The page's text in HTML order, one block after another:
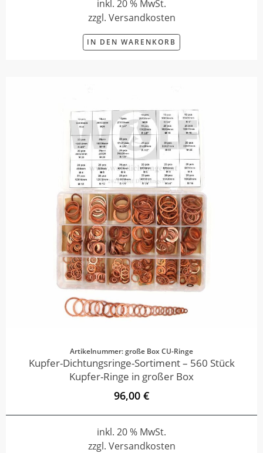
inkl. 20 % MwSt.
zzgl. Versandkosten
IN DEN WARENKORB
Artikelnummer: große Box CU-Ringe
Kupfer-Dichtungsringe-Sortiment – 560 Stück
Kupfer-Ringe in großer Box
96,00 €
inkl. 20 % MwSt.
zzgl. Versandkosten